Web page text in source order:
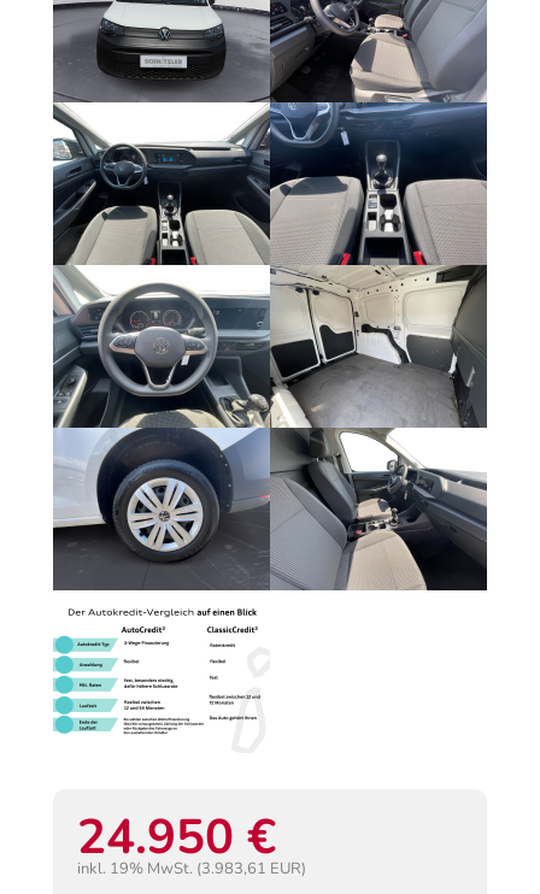
24.950 €
inkl. 19% MwSt. (3.983,61 EUR)